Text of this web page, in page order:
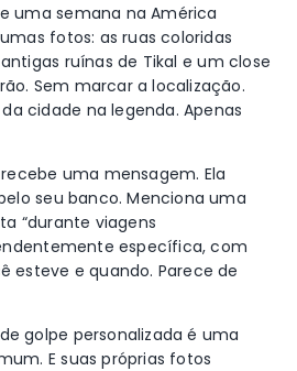
uma semana na América
fotos: as ruas coloridas
ruínas de Tikal e um close
Sem marcar a localização.
cidade na legenda. Apenas
uma mensagem. Ela
seu banco. Menciona uma
“durante viagens
específica, com
esteve e quando. Parece de
golpe personalizada é uma
E suas próprias fotos